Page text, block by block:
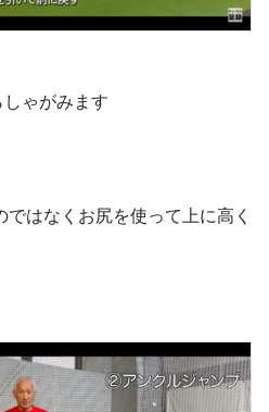
ゃがみます
ではなくお尻を使って上に高く